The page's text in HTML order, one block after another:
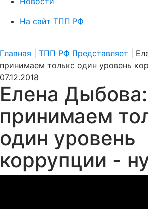
На сайт ТПП РФ
Главная ТПП РФ Представляет
принимаем только один уровень
07.12.2018
Елена
принимаем
один уровень
коррупции -